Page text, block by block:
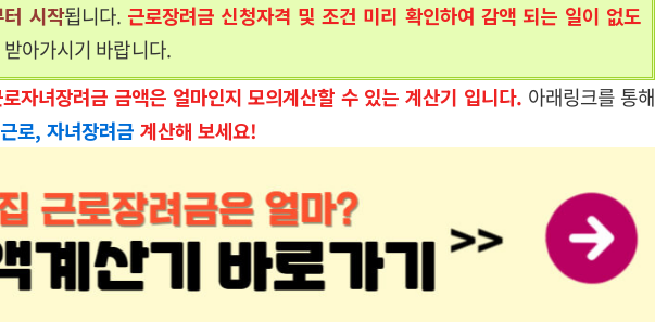
시작됩니다. 근로장려금 신청자격 및 조건 미리 확인하여 감액 되는 일이 없도
받아가시기 바랍니다.
자녀장려금 금액은 얼마인지 모의계산할 수 있는 계산기 입니다. 아래링크를 통해
로, 자녀장려금 계산해 보세요!